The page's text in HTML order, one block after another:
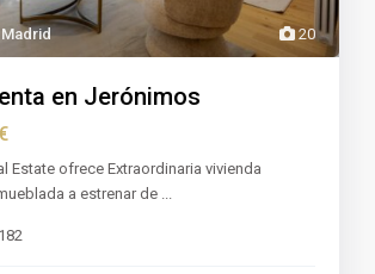
20
Madrid
en Jerónimos
Estate ofrece Extraordinaria vivienda
a estrenar de
182